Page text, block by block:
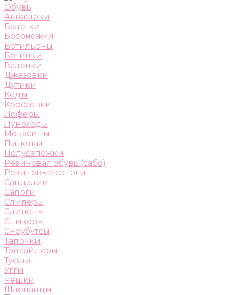
Обувь
Аквастоки
Балетки
Босоножки
Ботильоны
Ботинки
Валенки
Джазовки
Дутики
Кеды
Кроссовки
Лоферы
Луноходы
Мокасины
Пинетки
Полусапожки
Резиновая обувь (сабо)
Резиновые сапоги
Сандалии
Сапоги
Слиперы
Слипоны
Сникеры
Сноубутсы
Тапочки
Топсайдеры
Туфли
Угги
Чешки
Шлепанцы